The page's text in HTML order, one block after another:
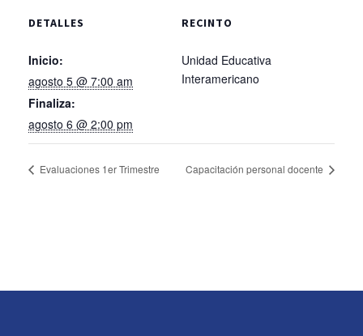
DETALLES
Inicio:
agosto 5 @ 7:00 am
Finaliza:
agosto 6 @ 2:00 pm
RECINTO
Unidad Educativa
Interamericano
Evaluaciones 1er Trimestre Capacitación personal docente